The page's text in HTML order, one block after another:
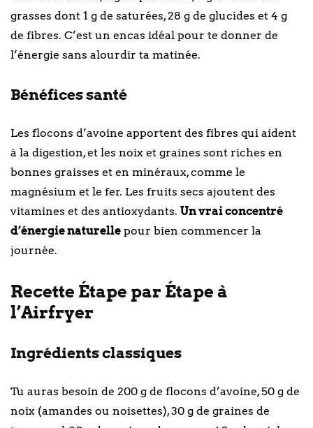
grasses dont 1 g de saturées, 28 g de glucides et 4 g
de fibres. C’est un encas idéal pour te donner de
l’énergie sans alourdir ta matinée.
Bénéfices santé
Les flocons d’avoine apportent des fibres qui aident
à la digestion, et les noix et graines sont riches en
bonnes graisses et en minéraux, comme le
magnésium et le fer. Les fruits secs ajoutent des
vitamines et des antioxydants. Un vrai concentré
d’énergie naturelle pour bien commencer la
journée.
Recette Étape par Étape à
l’Airfryer
Ingrédients classiques
Tu auras besoin de 200 g de flocons d’avoine, 50 g de
noix (amandes ou noisettes), 30 g de graines de